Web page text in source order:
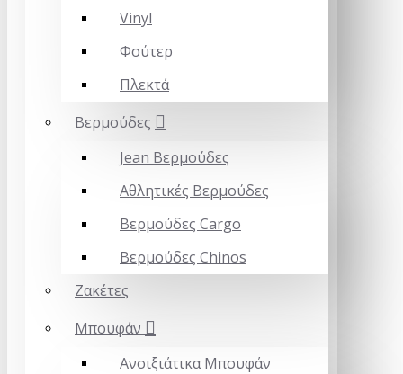
Vinyl
Φούτερ
Πλεκτά
Βερμούδες
Jean Βερμούδες
Αθλητικές Βερμούδες
Βερμούδες Cargo
Βερμούδες Chinos
Ζακέτες
Mπουφάν
Ανοιξιάτικα Μπουφάν